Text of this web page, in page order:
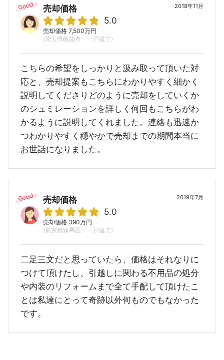
2018年11月
売却価格
5.0
売却価格 7,500万円
(埼玉県飯能市・一戸建て)
こちらの希望をしっかりと汲み取って頂いた対
応と、売却提案もこちらにわかりやすく細かく
説明してくださりどのように売却をしていくか
のシュミレーションを詳しく何回もこちらがわ
かるように説明してくれました。連絡も迅速か
つわかりやすく穏やかで売却までの期間本当に
お世話になりました。
2019年7月
売却価格
5.0
売却価格 390万円
(東京都練馬区・一戸建て)
二足三文だと思っていたら、価格はそれなりに
つけて頂けたし、引越しに関わる不用品の処分
や内装のリフォームまで全て手配して頂けたこ
とは私達にとって奇跡以外何ものでもなかった
です。